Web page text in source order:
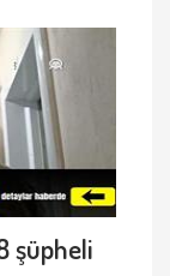
şüpheli